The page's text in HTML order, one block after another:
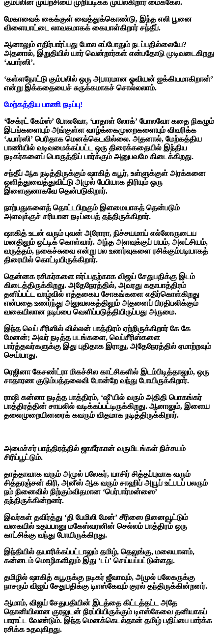
கும்பலின் முயற்சியை முறியடிக்க முயல்கிறார் மைக்கேல்.
மேகாவைக் கைக்குள் வைத்துக்கொண்டு, இந்த எலி பூனை
விளையாட்டை லாவகமாகக் கையாள்கிறார் சந்தீப்.
ஆனாலும் எதிர்பார்ப்பது போல எப்போதும் நடப்பதில்லையே?
அதனால், இறுதியில் யார் வென்றார்கள் என்பதோடு முடிவடைகிறது
‘ஃபார்ஸி’.
‘கள்ளநோட்டு கும்பலில் ஒரு அபாரமான ஓவியன் ஐக்கியமாகிறான்’
என்று இக்கதையைச் சுருக்கமாகச் சொல்லலாம்.
மேற்கத்திய பாணி நடிப்பு!
‘சேக்ரட் கேம்ஸ்’ போலவோ, ‘பாதாள் லோக்’ போலவோ கதை நிகழும்
இடங்களையும் அங்குள்ள வாழ்க்கைமுறைகளையும் விவரிக்க
‘ஃபார்ஸி’ பெரிதாக மெனக்கெடவில்லை. அதனால், மேற்கத்திய
பாணியில் வடிவமைக்கப்பட்ட ஒரு திரைக்கதையில் இந்திய
நடிகர்களைப் பொருத்திப் பார்க்கும் அனுபவமே கிடைக்கிறது.
சந்தீப் ஆக நடித்திருக்கும் ஷாகித் கபூர், உள்ளுக்குள் அரக்கனை
ஒளித்துவைத்துவிட்டு அமுல் பேபியாக திரியும் ஒரு
இளைஞனாகவே தென்படுகிறார்.
நாற்பதுகளைத் தொட்டபிறகும் இளமையாகத் தென்படும்
அளவுக்குச் சரியான நடிப்பைத் தந்திருக்கிறார்.
ஷாகித் உடன் வரும் புவன் அரோரா, நிச்சயமாய் எல்லோருடைய
மனதிலும் ஒட்டிக் கொள்வார். அந்த அளவுக்குப் பயம், அலட்சியம்,
வருத்தம், நகைச்சுவை என்று பல உணர்வுகளை ரசிக்கும்படியாகத்
திரையில் கொட்டியிருக்கிறார்.
தென்னக ரசிகர்களை ஈர்ப்பதற்காக விஜய் சேதுபதிக்கு இடம்
கிடைத்திருக்கிறது. அதேநேரத்தில், அவரது கதாபாத்திரம்
தனிப்பட்ட வாழ்வில் எத்தகைய சோகங்களை எதிர்கொள்கிறது
என்பதை உணர்ந்து அலுவலகத்திலும் அதனைப் பிரதிபலிக்கும்
வகையிலான நடிப்பை வெளிப்படுத்தியிருப்பது அருமை.
இந்த வெப் சீரிஸில் வில்லன் பாத்திரம் ஏற்றிருக்கிறார் கே கே
மேனன்; அவர் நடித்த படங்களை, வெப்சீரிஸ்களை
பார்த்தவர்களுக்கு இது புதிதாக இராது, அதேநேரத்தில் ஏமாற்றவும்
செய்யாது.
ரெஜினா கேசண்ட்ரா மிகச்சில காட்சிகளில் இடம்பிடித்தாலும், ஒரு
சாதாரண குடும்பத்தலைவி போன்றே வந்து போயிருக்கிறார்.
ராஷி கன்னா நடித்த பாத்திரம், ‘ஷீ’யில் வரும் அதிதி பொகங்கர்
பாத்திரத்தின் சாயலில் வடிக்கப்பட்டிருக்கிறது. ஆனாலும், இளைய
தலைமுறையினரைக் கவரும் விதமாக நடித்திருக்கிறார்.
அமைச்சர் பாத்திரத்தில் ஜாகீர்கான் வருமிடங்கள் நிச்சயம்
சிரிப்பூட்டும்.
தாத்தாவாக வரும் அமுல் பலேகர், யாசிர் சித்தப்புவாக வரும்
சித்தரஞ்சன் கிரி, அனீஸ் ஆக வரும் சாஹிப் அயூப் உட்படப் பலரும்
நம் நினைவில் நிற்கும்விதமான ‘பெர்பார்மன்ஸை’
தந்திருக்கின்றனர்.
இவர்கள் தவிர்த்து ‘தி பேமிலி மேன்’ சீரிஸை நினைவூட்டும்
வகையில் உதயபானு மகேஸ்வரனின் செல்லம் பாத்திரம் ஒரு
காட்சிக்கு வந்து போயிருக்கிறது.
இந்தியில் தயாரிக்கப்பட்டாலும் தமிழ், தெலுங்கு, மலையாளம்,
கன்னடம் மொழிகளிலும் இது ‘டப்’ செய்யப்பட்டுள்ளது.
தமிழில் ஷாகித் கபூருக்கு நடிகர் ஜீவாவும், அமுல் பலேகருக்கு
நாசரும் விஜய் சேதுபதிக்கு டிஎஸ்கேவும் குரல் தந்திருக்கின்றனர்.
ஆமாம், விஜய் சேதுபதியின் இடத்தை கிட்டத்தட்ட அதே
தொனியிலான குரலுடன் நிரப்பியிருக்கும் டிஎஸ்கேவை தனியாகப்
பாராட்ட வேண்டும். இந்த மெனக்கெடல்தான் தமிழ் பதிப்பை பார்க்க
ரசிக்க உதவுகிறது.